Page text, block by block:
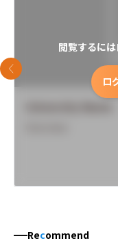
閲覧するには
ロ
前のスライド
Recommend